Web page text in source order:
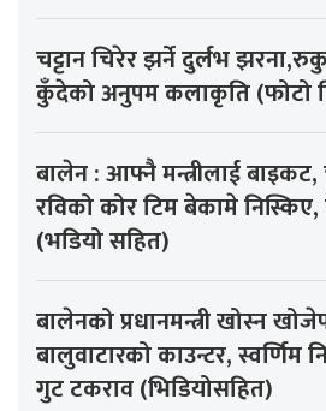
चट्टान चिरेर झर्ने दुर्लभ
कुँदेको अनुपम कलाकृति (फोटो
बालेन : आफ्नै मन्त्रीलाई
रविको कोर टिम बेकामे
(भडियो सहित)
बालेनको प्रधानमन्त्री खोस्न
बालुवाटारको काउन्टर, स्वर्णिम
गुट टकराव (भिडियोसहित)